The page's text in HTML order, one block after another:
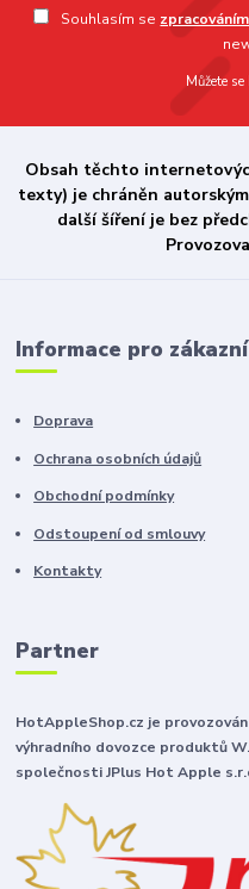
Souhlasím se
Můžete
Obsah těchto
texty) je chráněn
další šíření je bez
Informace pro
Doprava
Ochrana osobních údajů
Obchodní podmínky
Odstoupení od smlouvy
Kontakty
Partner
HotAppleShop.cz je
výhradního dovozce produktů
společnosti JPlus Hot Apple